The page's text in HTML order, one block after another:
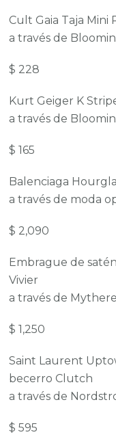
Cult Gaia Taja Mini
a través de
$ 228
Kurt Geiger K
a través de
$ 165
Balenciaga
a través de moda
$ 2,090
Embrague de
Vivier
a través de
$ 1,250
Saint Laurent
becerro Clutch
a través de
$ 595